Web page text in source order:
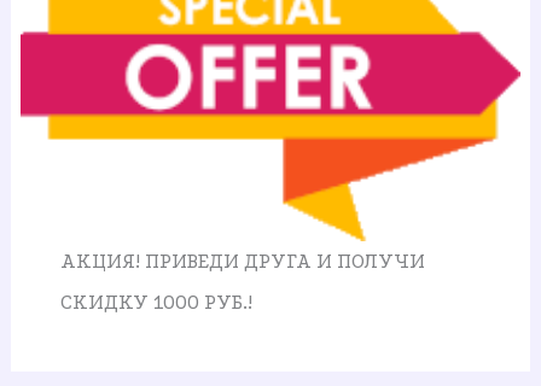
АКЦИЯ! ПРИВЕДИ ДРУГА И ПОЛУЧИ
СКИДКУ 1000 РУБ.!